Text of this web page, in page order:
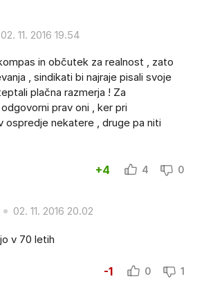
02. 11. 2016 19.54
in občutek za realnost , zato
, sindikati bi najraje pisali svoje
plačna razmerja ! Za
prav oni , ker pri
ospredje nekatere , druge pa niti
+4 4 0
02. 11. 2016 20.02
v 70 letih
-1 0 1